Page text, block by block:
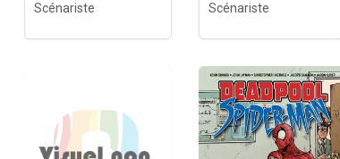
Scénariste Scénariste